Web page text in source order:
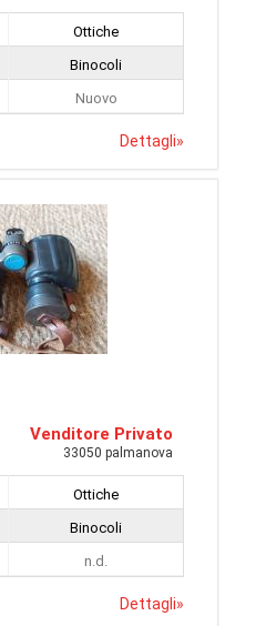
Ottiche
Binocoli
Nuovo
Dettagli»
Venditore Privato
33050 palmanova
Ottiche
Binocoli
n.d.
Dettagli»